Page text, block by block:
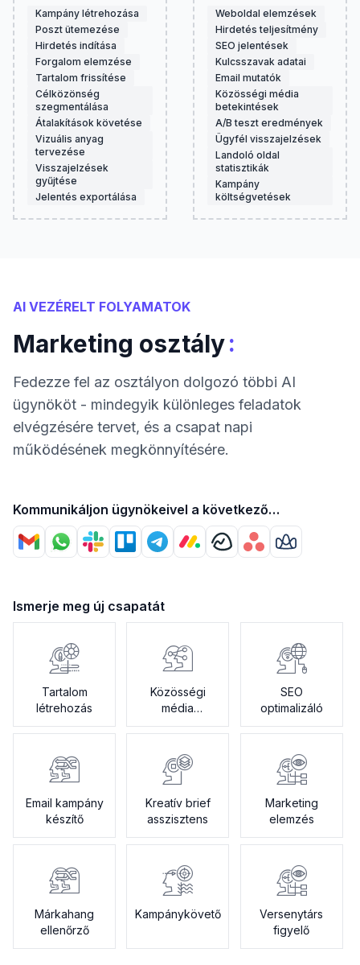
Kampány létrehozása
Poszt ütemezése
Hirdetés indítása
Forgalom elemzése
Tartalom frissítése
Célközönség
szegmentálása
Átalakítások követése
Vizuális anyag
tervezése
Visszajelzések
gyűjtése
Jelentés exportálása
Weboldal elemzések
Hirdetés teljesítmény
SEO jelentések
Kulcsszavak adatai
Email mutatók
Közösségi média
betekintések
A/B teszt eredmények
Ügyfél visszajelzések
Landoló oldal
statisztikák
Kampány
költségvetések
AI VEZÉRELT FOLYAMATOK
Marketing osztály:
Fedezze fel az osztályon dolgozó többi AI
ügynököt - mindegyik különleges feladatok
elvégzésére tervet, és a csapat napi
működésének megkönnyítésére.
Kommunikáljon ügynökeivel a következő
segítségével
Ismerje meg új csapatát
Tartalom
létrehozás
Közösségi
média
menedzsment
SEO
optimalizáló
Email kampány
készítő
Kreatív brief
asszisztens
Marketing
elemzés
Márkahang
ellenőrző
Kampánykövető
Versenytárs
figyelő